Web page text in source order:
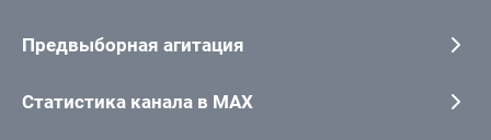
Предвыборная агитация
Статистика канала в MAX